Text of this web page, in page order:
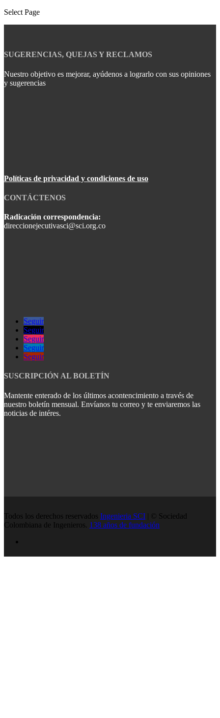
Select Page
SUGERENCIAS, QUEJAS Y RECLAMOS
Nuestro objetivo es mejorar, ayúdenos a lograrlo con sus opiniones
y sugerencias
Políticas de privacidad y condiciones de uso
CONTÁCTENOS
Radicación correspondencia:
direccionejecutivasci@sci.org.co
Seguir
Seguir
Seguir
Seguir
Seguir
SUSCRIPCIÓN AL BOLETÍN
Mantente enterado de los últimos acontencimiento a través de
nuestro boletín mensual. Envíanos tu correo y te enviaremos las
noticias de intéres.
Todos los derechos reservados Ingenieria SCI | © Sociedad
Colombiana de Ingenieros. 138 años de fundación